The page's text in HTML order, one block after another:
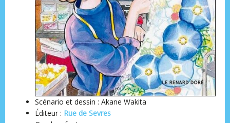
Scénario et dessin : Akane Wakita
Éditeur ‏: Rue de Sevres